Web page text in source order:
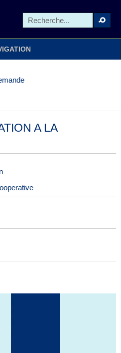
A LA